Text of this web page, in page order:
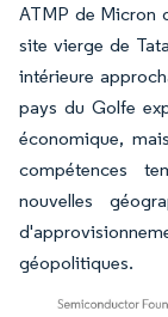
ATMP de Micron
site vierge de
intérieure
pays du Golfe
économique,
compétences
nouvelles
géopolitiques.